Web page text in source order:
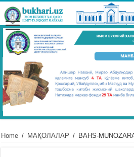
Home / МАҚОЛАЛАР / BAHS-